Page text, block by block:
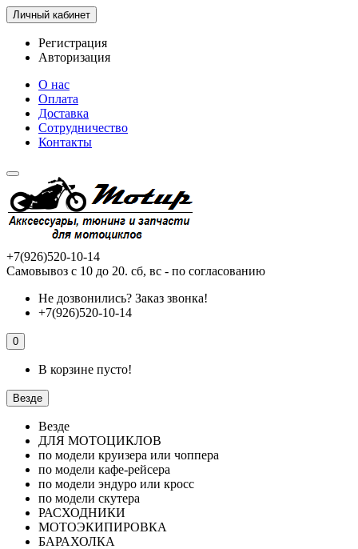
Личный кабинет
Регистрация
Авторизация
О нас
Оплата
Доставка
Сотрудничество
Контакты
+7(926)520-10-14
Самовывоз с 10 до 20. сб, вс - по согласованию
Не дозвонились? Заказ звонка!
+7(926)520-10-14
0
В корзине пусто!
Везде
Везде
ДЛЯ МОТОЦИКЛОВ
по модели круизера или чоппера
по модели кафе-рейсера
по модели эндуро или кросс
по модели скутера
РАСХОДНИКИ
МОТОЭКИПИРОВКА
БАРАХОЛКА